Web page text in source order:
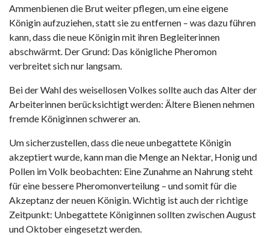
Ammenbienen die Brut weiter pflegen, um eine eigene
Königin aufzuziehen, statt sie zu entfernen – was dazu führen
kann, dass die neue Königin mit ihren Begleiterinnen
abschwärmt. Der Grund: Das königliche Pheromon
verbreitet sich nur langsam.
Bei der Wahl des weisellosen Volkes sollte auch das Alter der
Arbeiterinnen berücksichtigt werden: Ältere Bienen nehmen
fremde Königinnen schwerer an.
Um sicherzustellen, dass die neue unbegattete Königin
akzeptiert wurde, kann man die Menge an Nektar, Honig und
Pollen im Volk beobachten: Eine Zunahme an Nahrung steht
für eine bessere Pheromonverteilung – und somit für die
Akzeptanz der neuen Königin. Wichtig ist auch der richtige
Zeitpunkt: Unbegattete Königinnen sollten zwischen August
und Oktober eingesetzt werden.